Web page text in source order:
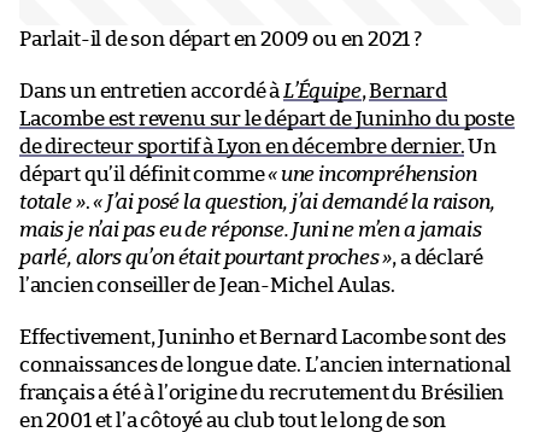
Parlait-il de son départ en 2009 ou en 2021 ?
Dans un entretien accordé à L’Équipe,Bernard
Lacombe est revenu sur le départ de Juninho du poste
de directeur sportif à Lyon en décembre dernier.Un
départ qu’il définit comme« une incompréhension
totale ».« J’ai posé la question, j’ai demandé la raison,
mais je n’ai pas eu de réponse. Juni ne m’en a jamais
parlé, alors qu’on était pourtant proches », a déclaré
l’ancien conseiller de Jean-Michel Aulas.
Effectivement, Juninho et Bernard Lacombe sont des
connaissances de longue date. L’ancien international
français a été à l’origine du recrutement du Brésilien
en 2001 et l’a côtoyé au club tout le long de son